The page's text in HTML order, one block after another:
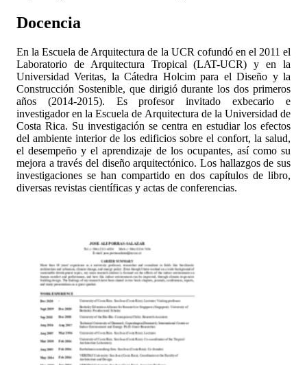
Docencia
En la Escuela de Arquitectura de la UCR cofundó en el 2011 el
Laboratorio de Arquitectura Tropical (LAT-UCR) y en la
Universidad Veritas, la Cátedra Holcim para el Diseño y la
Construcción Sostenible, que dirigió durante los dos primeros
años (2014-2015). Es profesor invitado exbecario e
investigador en la Escuela de Arquitectura de la Universidad de
Costa Rica. Su investigación se centra en estudiar los efectos
del ambiente interior de los edificios sobre el confort, la salud,
el desempeño y el aprendizaje de los ocupantes, así como su
mejora a través del diseño arquitectónico. Los hallazgos de sus
investigaciones se han compartido en dos capítulos de libro,
diversas revistas científicas y actas de conferencias.